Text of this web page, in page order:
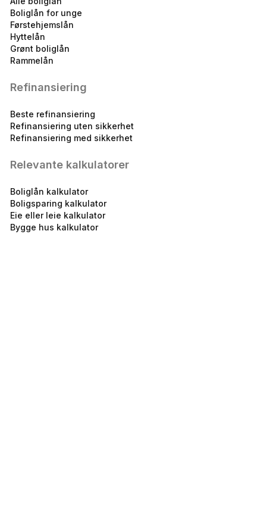
Boliglån for unge
Førstehjemslån
Hyttelån
Grønt boliglån
Rammelån
Refinansiering
Beste refinansiering
Refinansiering uten sikkerhet
Refinansiering med sikkerhet
Relevante kalkulatorer
Boliglån kalkulator
Boligsparing kalkulator
Eie eller leie kalkulator
Bygge hus kalkulator